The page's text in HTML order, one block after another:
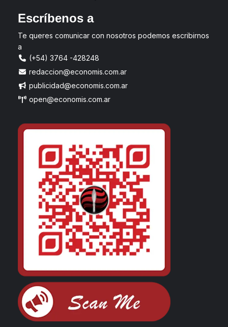
Escríbenos a
Te queres comunicar con nosotros podemos escribirnos
a
(+54) 3764 -428248
redaccion@economis.com.ar
publicidad@economis.com.ar
open@economis.com.ar